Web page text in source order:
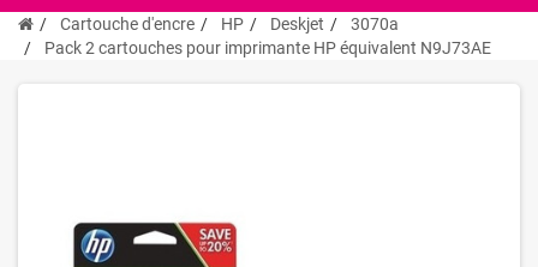
Cartouche d'encre HP Deskjet
3070a
Pack 2 cartouches pour imprimante HP équivalent N9J73AE